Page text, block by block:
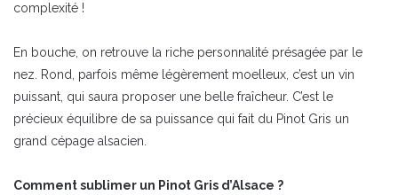
complexité !
En bouche, on retrouve la riche personnalité présagée par le
nez. Rond, parfois même légèrement moelleux, c’est un vin
puissant, qui saura proposer une belle fraîcheur. C’est le
précieux équilibre de sa puissance qui fait du Pinot Gris un
grand cépage alsacien.
Comment sublimer un Pinot Gris d’Alsace ?